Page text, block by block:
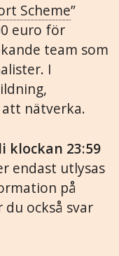
Scheme”
euro för
team som
I
nätverka.
klockan 23:59
endast utlysas
på
också svar